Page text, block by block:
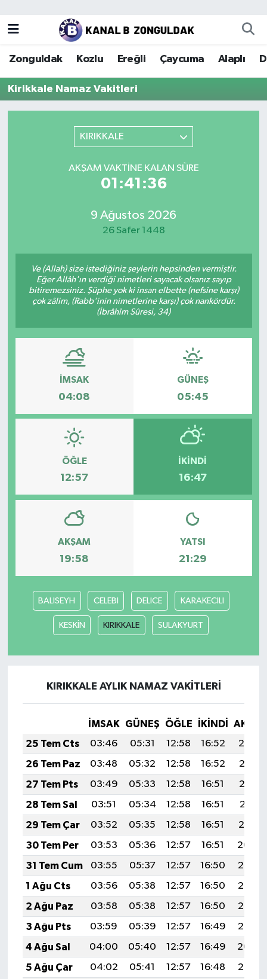
Zonguldak Kozlu Ereğli Çaycuma Alaplı
Kirikkale Namaz Vakitleri
KIRIKKALE
AKŞAM VAKTINE KALAN SÜRE
01:41:36
9 Ağustos 2026
26 Safer 1448
Ve (Allah) size istediğiniz şeylerin hepsinden vermiştir.
Eğer Allâh'ın verdiği nimetleri sayacak olsanız sayıp
bitiremezsiniz. Şüphe yok ki insan elbette (nefsine karşı)
çok zâlim, (Rabb'inin nimetlerine karşı) çok nankördür.
(İbrâhîm Sûresi, 34)
İMSAK
04:08
GÜNEŞ
05:45
ÖĞLE
12:57
İKINDI
16:47
AKŞAM
19:58
YATSI
21:29
BALISEYH CELEBI DELICE KARAKECILI
KESKİN KIRIKKALE SULAKYURT
KIRIKKALE AYLIK NAMAZ VAKITLERI
İMSAK GÜNEŞ ÖĞLE İKINDI
25 Tem Cts
03:46 05:31 12:58 16:52
20:14
26 Tem Paz
03:48 05:32 12:58 16:52
20:13
27 Tem Pts
03:49 05:33 12:58 16:51
20:12
28 Tem Sal
03:51 05:34 12:58 16:51
20:11
29 Tem Çar
03:52 05:35 12:58 16:51
20:10
30 Tem Per
03:53 05:36 12:57 16:51
20:09
31 Tem Cum
03:55 05:37 12:57 16:50
20:08
1 Ağu Cts
03:56 05:38 12:57 16:50
20:07
2 Ağu Paz
03:58 05:38 12:57 16:50
20:06
3 Ağu Pts
03:59 05:39 12:57 16:49
20:05
4 Ağu Sal
04:00 05:40 12:57 16:49
20:04
5 Ağu Çar
04:02 05:41 12:57 16:48
20:03
Zonguldak
Kozlu
Karabük
Zonguldak Nöbetçi Eczaneler
Zonguldak Hava Durumu
Puan Durumu ve Fikstür
Tüm Manşetler